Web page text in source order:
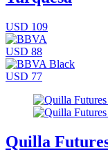
USD 109
USD 88
USD 77
Quilla